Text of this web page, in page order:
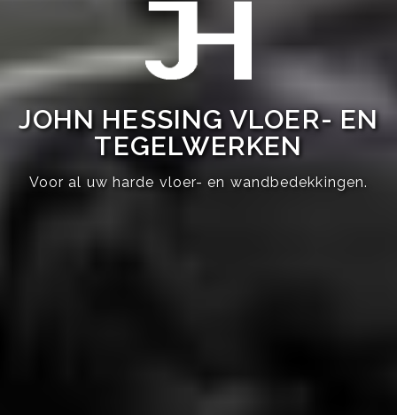
JOHN HESSING VLOER- EN
TEGELWERKEN
Voor al uw harde vloer- en wandbedekkingen.